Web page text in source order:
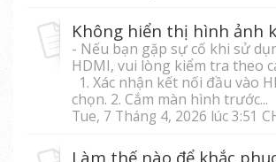
- Nếu bạn gặp sự cố khi sử
HDMI, vui lòng kiểm tra theo
1. Xác nhận kết nối đầu vào
chọn. 2. Cắm màn hình trước...
Tue, 7 Tháng 4, 2026 lúc 3:51